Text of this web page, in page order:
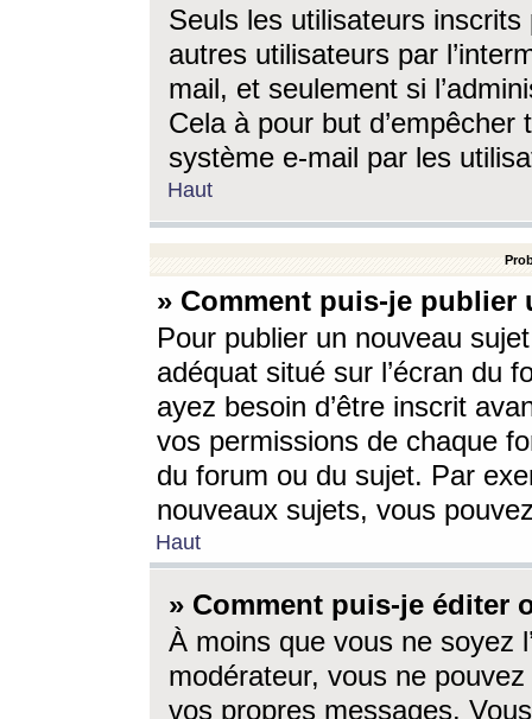
Seuls les utilisateurs
autres utilisateurs par
mail, et seulement si
Cela à pour but
système e-mail par les
Haut
» Comment puis-je
Pour publier un nouveau
adéquat situé sur l’écran du
ayez besoin d’être inscrit
vos permissions de chaque
du forum ou du sujet. Par
nouveaux sujets, vous
Haut
» Comment puis-je éditer
À moins que vous ne soyez
modérateur, vous ne
vos propres messages.